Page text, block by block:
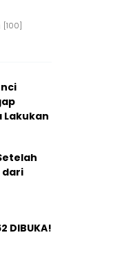
[100]
Lakukan
dari
DIBUKA!